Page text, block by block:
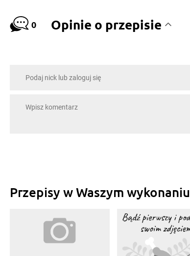
0 Opinie o przepisie
Przepisy w Waszym wykonaniu